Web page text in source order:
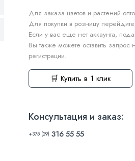
Для заказа цветов и растений
Для покупки в розницу
Если у вас еще нет аккаунта,
Вы также можете оставить запрос
регистрации.
🛒 Купить в 1 клик
Консультация и заказ:
+375 (29) 316 55 55